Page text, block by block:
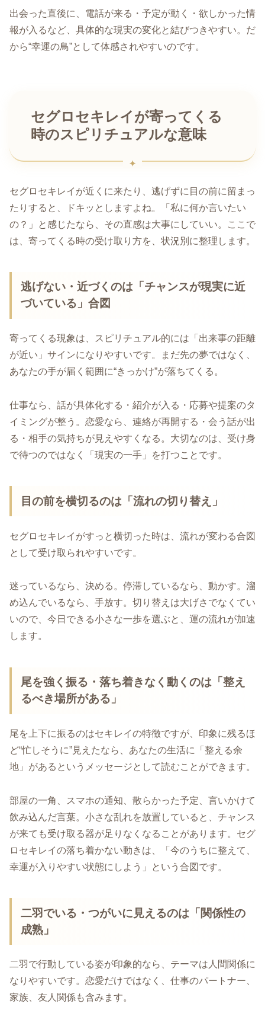
出会った直後に、電話が来る・予定が動く・欲しかった情
報が入るなど、具体的な現実の変化と結びつきやすい。だ
から“幸運の鳥”として体感されやすいのです。
セグロセキレイが寄ってくる
時のスピリチュアルな意味
セグロセキレイが近くに来たり、逃げずに目の前に留まっ
たりすると、ドキッとしますよね。「私に何か言いたい
の？」と感じたなら、その直感は大事にしていい。ここで
は、寄ってくる時の受け取り方を、状況別に整理します。
逃げない・近づくのは「チャンスが現実に近
づいている」合図
寄ってくる現象は、スピリチュアル的には「出来事の距離
が近い」サインになりやすいです。まだ先の夢ではなく、
あなたの手が届く範囲に“きっかけ”が落ちてくる。
仕事なら、話が具体化する・紹介が入る・応募や提案のタ
イミングが整う。恋愛なら、連絡が再開する・会う話が出
る・相手の気持ちが見えやすくなる。大切なのは、受け身
で待つのではなく「現実の一手」を打つことです。
目の前を横切るのは「流れの切り替え」
セグロセキレイがすっと横切った時は、流れが変わる合図
として受け取られやすいです。
迷っているなら、決める。停滞しているなら、動かす。溜
め込んでいるなら、手放す。切り替えは大げさでなくてい
いので、今日できる小さな一歩を選ぶと、運の流れが加速
します。
尾を強く振る・落ち着きなく動くのは「整え
るべき場所がある」
尾を上下に振るのはセキレイの特徴ですが、印象に残るほ
ど“忙しそうに”見えたなら、あなたの生活に「整える余
地」があるというメッセージとして読むことができます。
部屋の一角、スマホの通知、散らかった予定、言いかけて
飲み込んだ言葉。小さな乱れを放置していると、チャンス
が来ても受け取る器が足りなくなることがあります。セグ
ロセキレイの落ち着かない動きは、「今のうちに整えて、
幸運が入りやすい状態にしよう」という合図です。
二羽でいる・つがいに見えるのは「関係性の
成熟」
二羽で行動している姿が印象的なら、テーマは人間関係に
なりやすいです。恋愛だけではなく、仕事のパートナー、
家族、友人関係も含みます。